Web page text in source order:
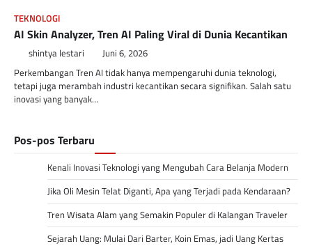
TEKNOLOGI
AI Skin Analyzer, Tren AI Paling Viral di Dunia Kecantikan
shintya lestari Juni 6, 2026
Perkembangan Tren AI tidak hanya mempengaruhi dunia teknologi,
tetapi juga merambah industri kecantikan secara signifikan. Salah satu
inovasi yang banyak…
Pos-pos Terbaru
Kenali Inovasi Teknologi yang Mengubah Cara Belanja Modern
Jika Oli Mesin Telat Diganti, Apa yang Terjadi pada Kendaraan?
Tren Wisata Alam yang Semakin Populer di Kalangan Traveler
Sejarah Uang: Mulai Dari Barter, Koin Emas, jadi Uang Kertas